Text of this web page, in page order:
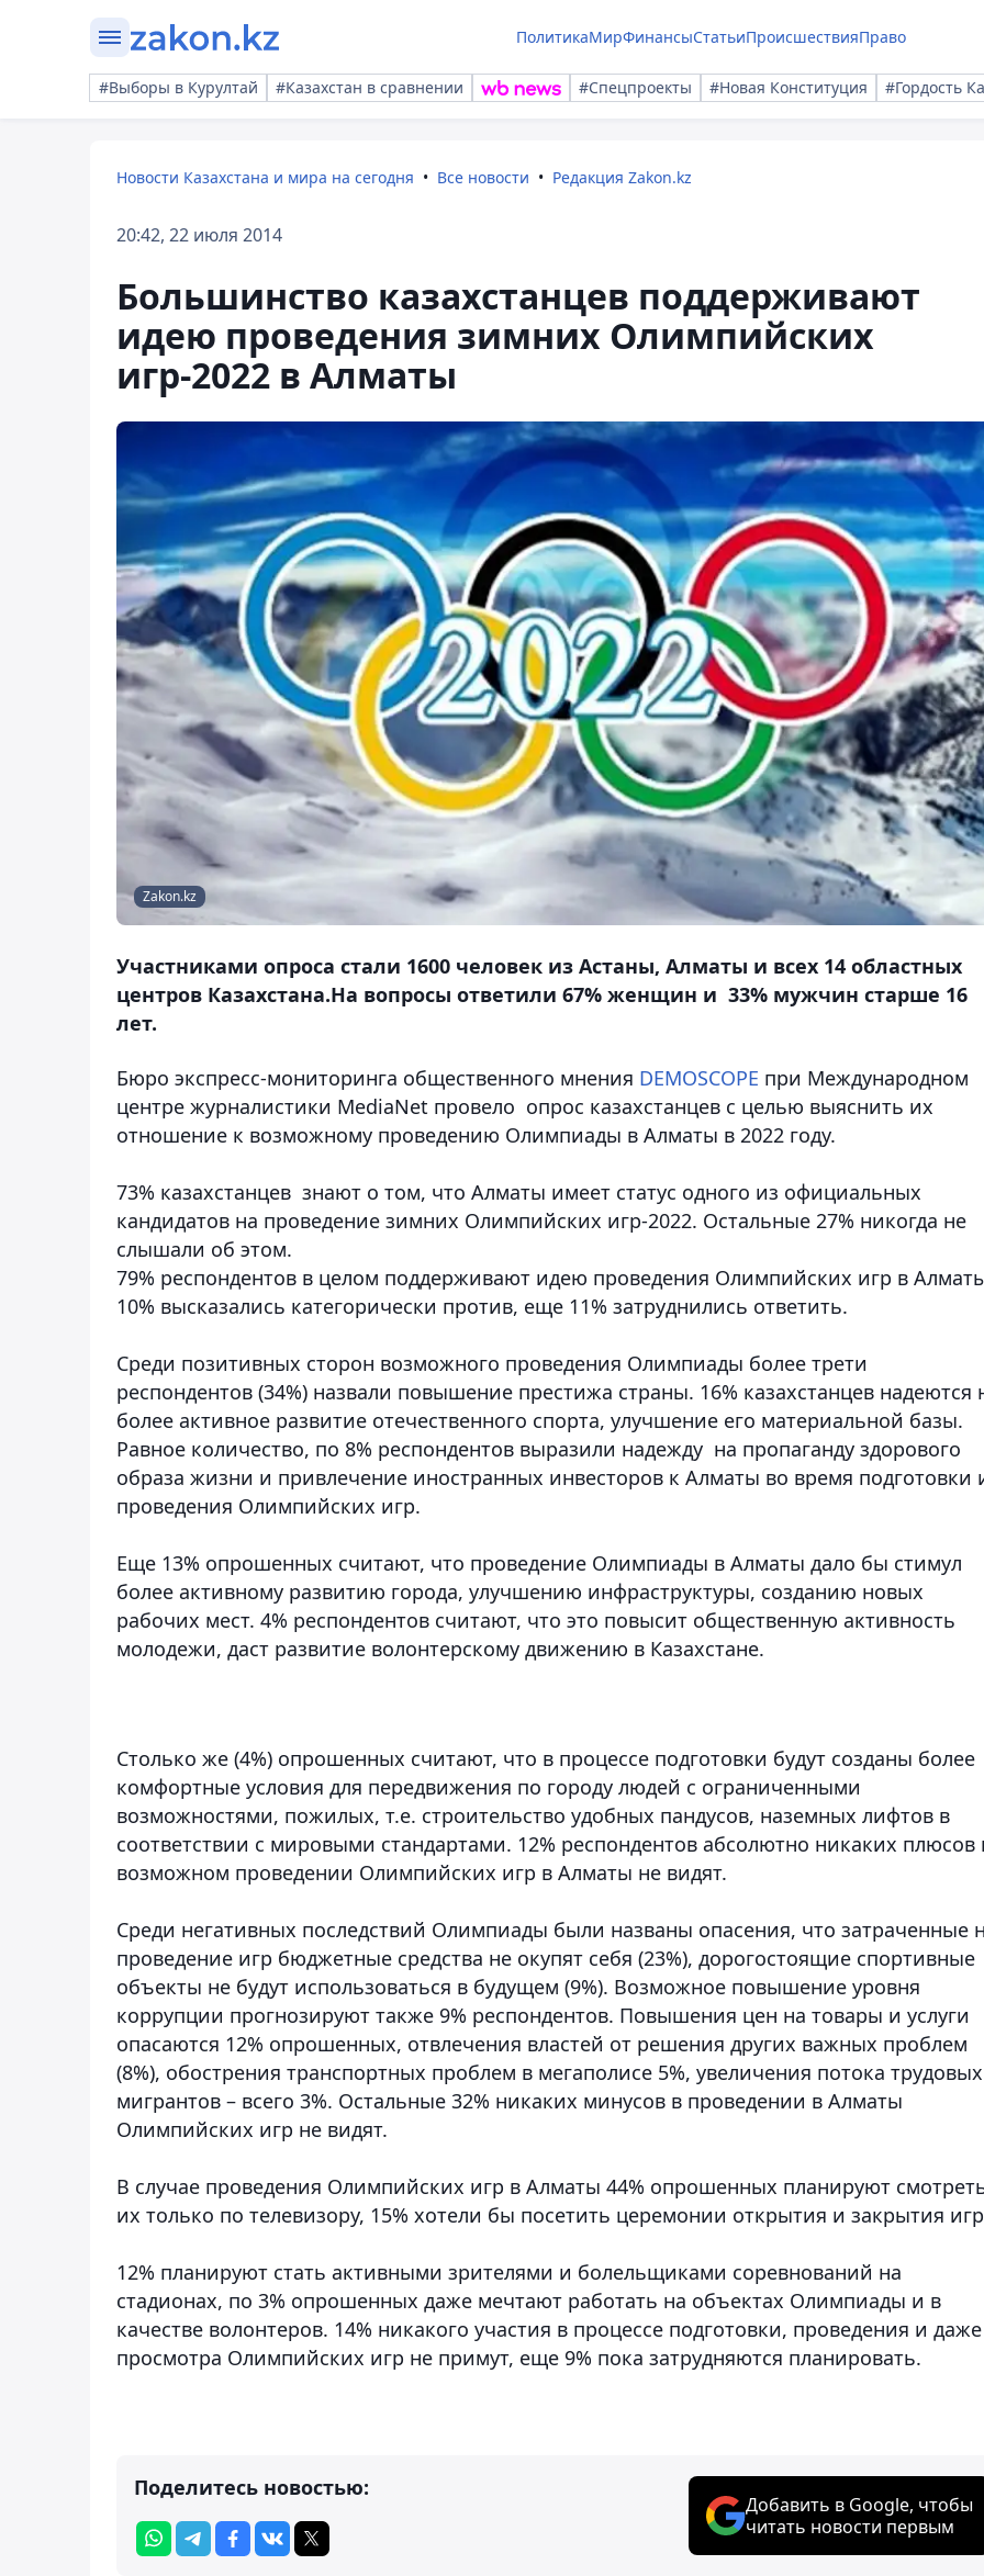
ПолитикаМирФинансыСтатьиПроисшествияПраво
#Выборы в Курултай #Казахстан в сравнении #Спецпроекты #Новая Конституция #Гордость
Новости Казахстана и мира на сегодня Все новости Редакция Zakon.kz
20:42, 22 июля 2014
Большинство казахстанцев поддерживают
идею проведения зимних Олимпийских
игр-2022 в Алматы
Zakon.kz
Участниками опроса стали 1600 человек из Астаны, Алматы и всех 14 областных
центров Казахстана.На вопросы ответили 67% женщин и 33% мужчин старше 16
лет.
Бюро экспресс-мониторинга общественного мнения DEMOSCOPE при Международном
центре журналистики MediaNet провело опрос казахстанцев c целью выяснить их
отношение к возможному проведению Олимпиады в Алматы в 2022 году.
73% казахстанцев знают о том, что Алматы имеет статус одного из официальных
кандидатов на проведение зимних Олимпийских игр-2022. Остальные 27% никогда не
слышали об этом.
79% респондентов в целом поддерживают идею проведения Олимпийских игр в
10% высказались категорически против, еще 11% затруднились ответить.
Среди позитивных сторон возможного проведения Олимпиады более трети
респондентов (34%) назвали повышение престижа страны. 16% казахстанцев надеются
более активное развитие отечественного спорта, улучшение его материальной базы.
Равное количество, по 8% респондентов выразили надежду на пропаганду здорового
образа жизни и привлечение иностранных инвесторов к Алматы во время подготовки
проведения Олимпийских игр.
Еще 13% опрошенных считают, что проведение Олимпиады в Алматы дало бы стимул
более активному развитию города, улучшению инфраструктуры, созданию новых
рабочих мест. 4% респондентов считают, что это повысит общественную активность
молодежи, даст развитие волонтерскому движению в Казахстане.
Столько же (4%) опрошенных считают, что в процессе подготовки будут созданы более
комфортные условия для передвижения по городу людей с ограниченными
возможностями, пожилых, т.е. строительство удобных пандусов, наземных лифтов в
соответствии с мировыми стандартами. 12% респондентов абсолютно никаких плюсов
возможном проведении Олимпийских игр в Алматы не видят.
Среди негативных последствий Олимпиады были названы опасения, что затраченные
проведение игр бюджетные средства не окупят себя (23%), дорогостоящие спортивные
объекты не будут использоваться в будущем (9%). Возможное повышение уровня
коррупции прогнозируют также 9% респондентов. Повышения цен на товары и услуги
опасаются 12% опрошенных, отвлечения властей от решения других важных проблем
(8%), обострения транспортных проблем в мегаполисе 5%, увеличения потока трудовых
мигрантов – всего 3%. Остальные 32% никаких минусов в проведении в Алматы
Олимпийских игр не видят.
В случае проведения Олимпийских игр в Алматы 44% опрошенных планируют
их только по телевизору, 15% хотели бы посетить церемонии открытия и закрытия
12% планируют стать активными зрителями и болельщиками соревнований на
стадионах, по 3% опрошенных даже мечтают работать на объектах Олимпиады и в
качестве волонтеров. 14% никакого участия в процессе подготовки, проведения и даже
просмотра Олимпийских игр не примут, еще 9% пока затрудняются планировать.
Поделитесь новостью:
Добавить в Google, чтобы
читать новости первым